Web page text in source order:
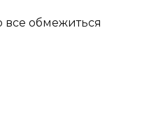
все обмежиться